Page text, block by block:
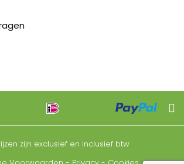
zijn exclusief en inclusief btw